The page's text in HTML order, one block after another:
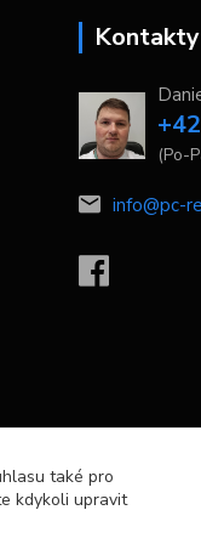
Kontakty
(Po-
info@pc-
také pro
kdykoli upravit